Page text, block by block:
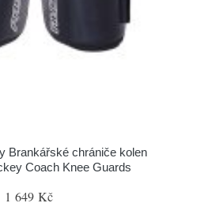
Brankářské chrániče kolen
Coach Knee Guards
1 649 Kč